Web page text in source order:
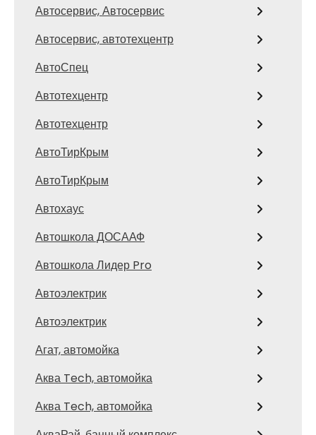
Автосервис, Автосервис
Автосервис, автотехцентр
АвтоСпец
Автотехцентр
Автотехцентр
АвтоТирКрым
АвтоТирКрым
Автохаус
Автошкола ДОСААФ
Автошкола Лидер Pro
Автоэлектрик
Автоэлектрик
Агат, автомойка
Аква Tech, автомойка
Аква Tech, автомойка